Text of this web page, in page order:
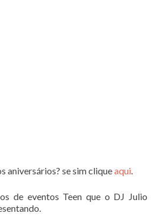
aniversários? se sim cliqueaqui.
de eventos Teen que o DJ Julio